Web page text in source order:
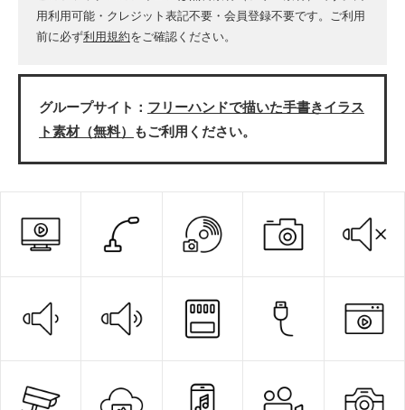
用利用可能・クレジット表記不要・会員登録不要です。ご利用
前に必ず利用規約をご確認ください。
グループサイト： フリーハンドで描いた手書きイラス
ト素材（無料）
もご利用ください。